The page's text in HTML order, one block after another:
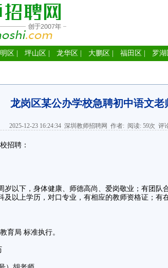
区 坪山区 龙华区 大鹏区 福田区 罗湖
龙岗区某公办学校急聘初中语文老
2025-12-23 16:24:34 深圳教师招聘网 作者: 阅读: 59次 评
招聘：
以下，身体健康、师德高尚、爱岗敬业；有团队
以上学历，对口专业，有相应的教师资格证；有
局 标准执行。